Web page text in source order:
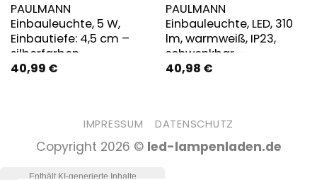
PAULMANN
Einbauleuchte, 5 W,
Einbautiefe: 4,5 cm –
silberfarben
40,99 €
PAULMANN
Einbauleuchte, LED, 310
lm, warmweiß, IP23,
schwenkbar –
silberfarben
40,98 €
IMPRESSUM DATENSCHUTZ
Copyright 2026 © led-lampenladen.de